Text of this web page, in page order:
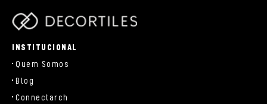
INSTITUCIONAL
Quem Somos
Blog
Connectarch